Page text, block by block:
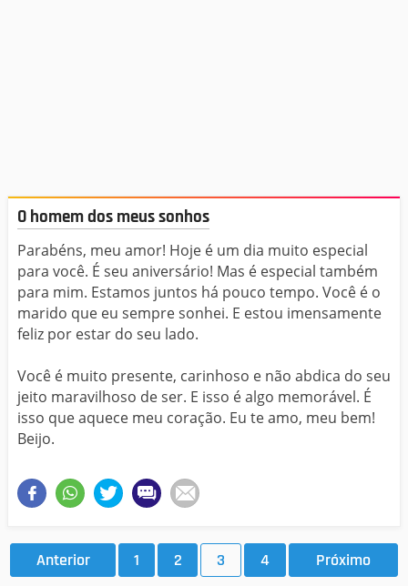
O homem dos meus sonhos
Parabéns, meu amor! Hoje é um dia muito especial
para você. É seu aniversário! Mas é especial também
para mim. Estamos juntos há pouco tempo. Você é o
marido que eu sempre sonhei. E estou imensamente
feliz por estar do seu lado.
Você é muito presente, carinhoso e não abdica do seu
jeito maravilhoso de ser. E isso é algo memorável. É
isso que aquece meu coração. Eu te amo, meu bem!
Beijo.
Anterior 1 2 3 4 Próximo